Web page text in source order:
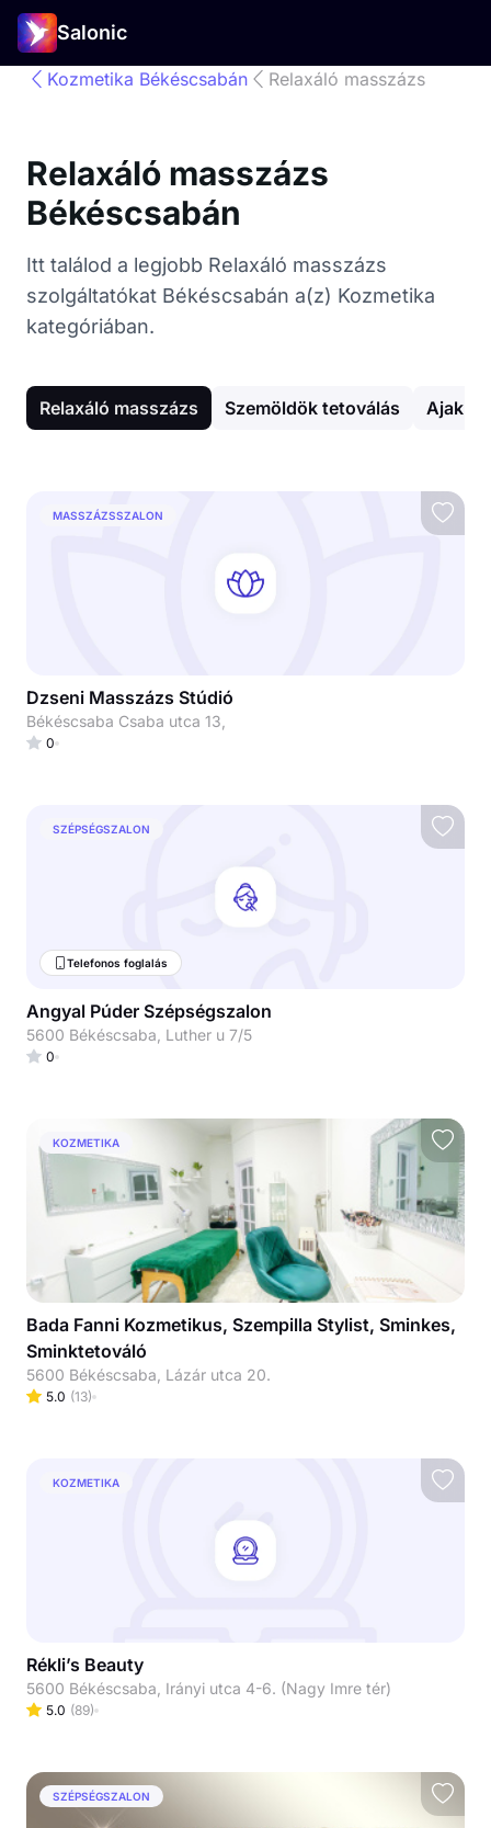
Salonic
Kozmetika Békéscsabán Relaxáló masszázs
Relaxáló masszázs
Békéscsabán
Itt találod a legjobb Relaxáló masszázs
szolgáltatókat Békéscsabán a(z) Kozmetika
kategóriában.
Relaxáló masszázs Szemöldök tetoválás Ajak
MASSZÁZSSZALON
Dzseni Masszázs Stúdió
Békéscsaba Csaba utca 13,
0
SZÉPSÉGSZALON
Telefonos foglalás
Angyal Púder Szépségszalon
5600 Békéscsaba, Luther u 7/5
0
KOZMETIKA
Bada Fanni Kozmetikus, Szempilla Stylist, Sminkes,
Sminktetováló
5600 Békéscsaba, Lázár utca 20.
5.0 (13)
KOZMETIKA
Rékli’s Beauty
5600 Békéscsaba, Irányi utca 4-6. (Nagy Imre tér)
5.0 (89)
SZÉPSÉGSZALON